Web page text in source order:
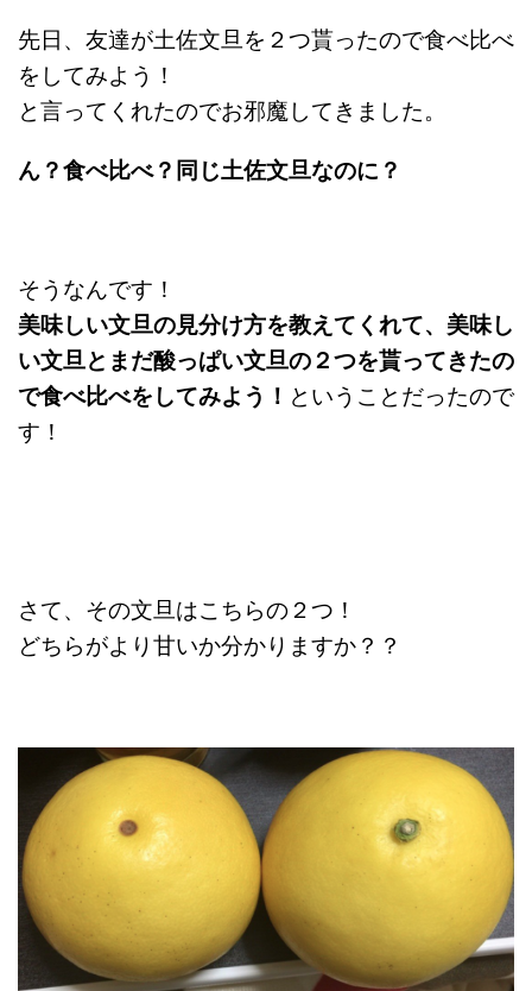
先日、友達が土佐文旦を２つ貰ったので食べ比べ
をしてみよう！
と言ってくれたのでお邪魔してきました。
ん？食べ比べ？同じ土佐文旦なのに？
そうなんです！
美味しい文旦の見分け方を教えてくれて、美味し
い文旦とまだ酸っぱい文旦の２つを貰ってきたの
で食べ比べをしてみよう！ ということだったので
す！
さて、その文旦はこちらの２つ！
どちらがより甘いか分かりますか？？